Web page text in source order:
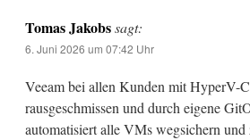
Tomas Jakobs sagt:
6. Juni 2026 um 07:42 Uhr
Veeam bei allen Kunden mit HyperV-
rausgeschmissen und durch eigene
automatisiert alle VMs wegsichern